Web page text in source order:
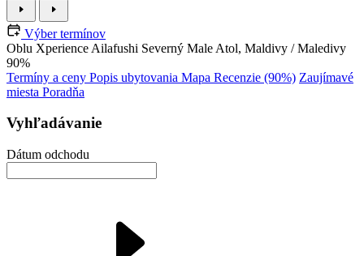
Výber termínov
Oblu Xperience Ailafushi Severný Male Atol, Maldivy / Maledivy
90%
Termíny a ceny Popis ubytovania Mapa Recenzie (90%) Zaujímavé
miesta Poradňa
Vyhľadávanie
Dátum odchodu